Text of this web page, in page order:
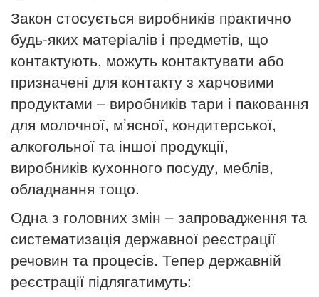
Закон стосується виробників практично
будь-яких матеріалів і предметів, що
контактують, можуть контактувати або
призначені для контакту з харчовими
продуктами – виробників тари і паковання
для молочної, м’ясної, кондитерської,
алкогольної та іншої продукції,
виробників кухонного посуду, меблів,
обладнання тощо.
Одна з головних змін – запровадження та
систематизація державної реєстрації
речовин та процесів. Тепер державній
реєстрації підлягатимуть: